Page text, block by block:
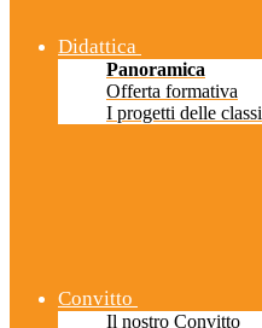
Didattica
Panoramica
Offerta formativa
I progetti delle classi
Convitto
Il nostro Convitto